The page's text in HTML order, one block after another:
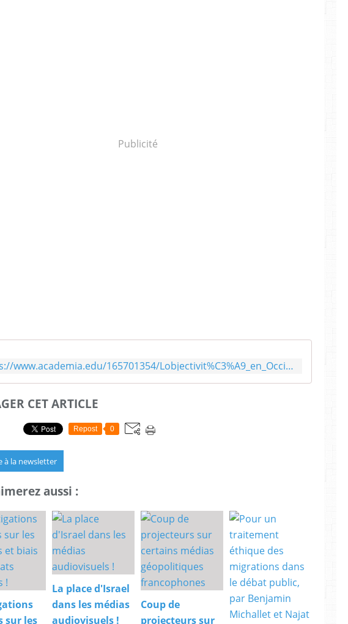
Publicité
https://www.academia.edu/165701354/Lobjectivit%C3%A9_en_Occident_une_qu%C3%AAte_m%C3%A9taphysique_face_aux_ab%C3%AEmes_du_r%C3%A9el
CET ARTICLE
Repost 0
à la newsletter
aussi :
sur les
La place d'Israel
dans les médias
audiovisuels !
Coup de
projecteurs sur